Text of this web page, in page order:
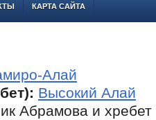
КАРТА САЙТА
Алай
Высокий Алай
Абрамова и хребет